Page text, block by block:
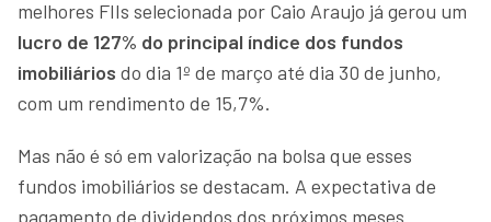
melhores FIIs selecionada por Caio Araujo já gerou um
lucro de 127% do principal índice dos fundos
imobiliários do dia 1º de março até dia 30 de junho,
com um rendimento de 15,7%.
Mas não é só em valorização na bolsa que esses
fundos imobiliários se destacam. A expectativa de
pagamento de dividendos dos próximos meses